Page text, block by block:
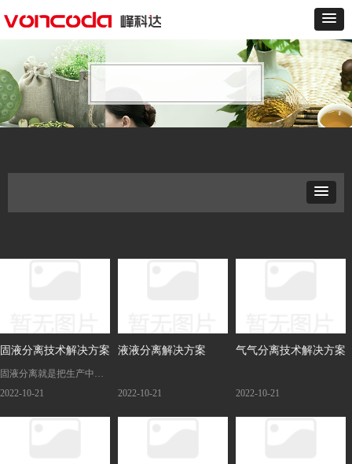
固液分离技术解决方案
固液分离就是把生产中含
水的中间或最终产品（包
2022-10-21
液液分离解决方案
2022-10-21
气气分离技术解决方案
2022-10-21